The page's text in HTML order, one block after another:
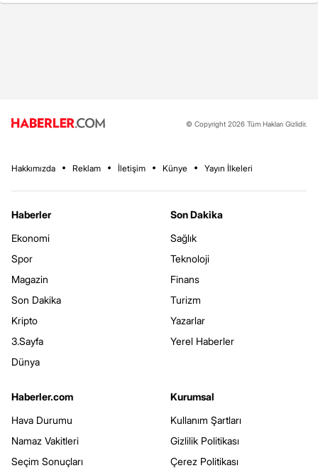
© Copyright 2026 Tüm Hakları Gizlidir.
Hakkımızda Reklam İletişim Künye Yayın İlkeleri
Haberler
Ekonomi
Spor
Magazin
Son Dakika
Kripto
3.Sayfa
Dünya
Son Dakika
Sağlık
Teknoloji
Finans
Turizm
Yazarlar
Yerel Haberler
Haberler.com
Hava Durumu
Namaz Vakitleri
Seçim Sonuçları
Kurumsal
Kullanım Şartları
Gizlilik Politikası
Çerez Politikası